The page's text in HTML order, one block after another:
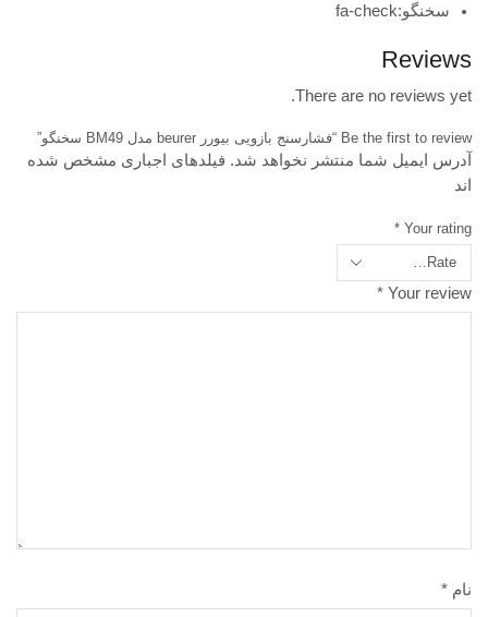
سخنگو:fa-check
Reviews
There are no reviews yet.
Be the first to review “فشارسنج بازویی بیورر beurer مدل BM49 سخنگو”
آدرس ایمیل شما منتشر نخواهد شد. فیلدهای اجباری مشخص شده
اند
Your rating
*
Your review
*
نام *